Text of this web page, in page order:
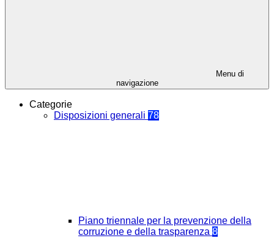
Menu di
navigazione
Categorie
Disposizioni generali 78
Piano triennale per la prevenzione della
corruzione e della trasparenza 8